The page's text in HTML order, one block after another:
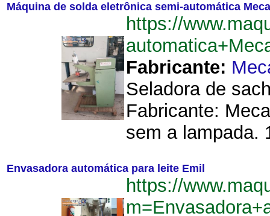
Máquina de solda eletrônica semi-automática Meca
https://
Fabricante:
Seladora de
Fabricante:
sem a lampada.
Envasadora automática para leite Emil
https://